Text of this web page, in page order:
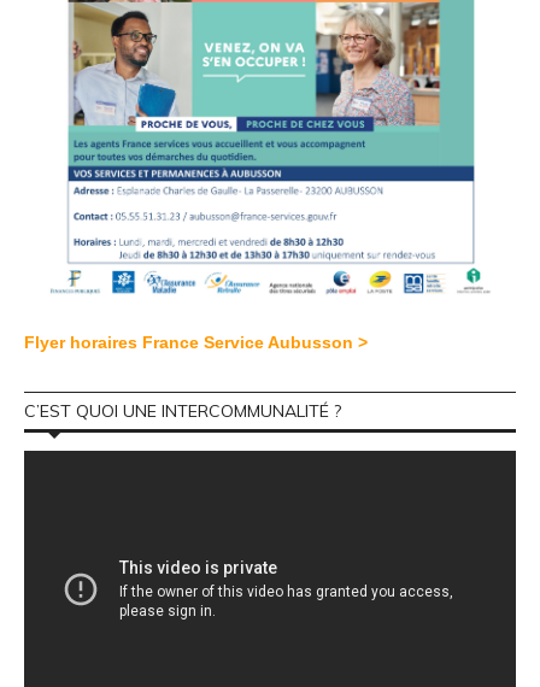
Flyer horaires France Service Aubusson >
C’EST QUOI UNE INTERCOMMUNALITÉ ?